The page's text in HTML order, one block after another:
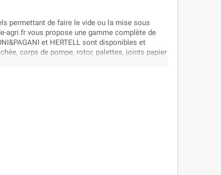
permettant de faire le vide ou la mise sous
agri.fr vous propose une gamme complète de
et HERTELL sont disponibles et
corps de pompe, rotor, palettes, joints papier